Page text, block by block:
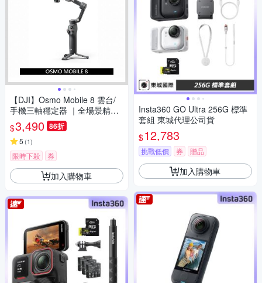
【DJI】Osmo Mobile 8 雲台/
手機三軸穩定器 ｜全場景精準
跟拍｜內建延長桿腳架
$3,490 86折
5 (1)
限時下殺 券
加入購物車
Insta360 GO Ultra 256G 標準
套組 東城代理公司貨
$12,783
挑戰低價 券 贈品
加入購物車